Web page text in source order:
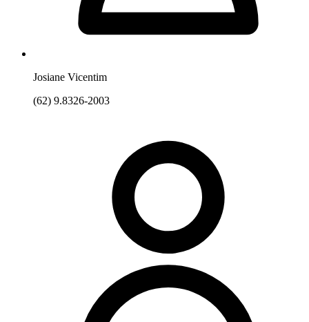
Josiane Vicentim
(62) 9.8326-2003